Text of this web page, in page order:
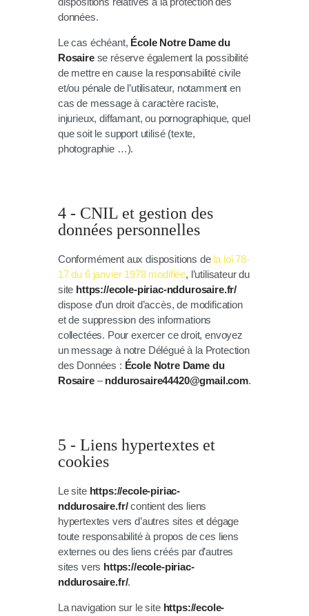
données.
Le cas échéant, École Notre Dame du
Rosairese réserve également la possibilité
de mettre en cause la responsabilité civile
et/ou pénale de l’utilisateur, notamment en
cas de message à caractère raciste,
injurieux, diffamant, ou pornographique, quel
que soit le support utilisé (texte,
photographie …).
4 - CNIL et gestion des
données personnelles
Conformément aux dispositions de la loi 78-
17 du 6 janvier 1978 modifiée, l’utilisateur du
site https://ecole-piriac-nddurosaire.fr/
dispose d’un droit d’accès, de modification
et de suppression des informations
collectées. Pour exercer ce droit, envoyez
un message à notre Délégué à la Protection
des Données : École Notre Dame du
Rosaire–nddurosaire44420@gmail.com.
5 - Liens hypertextes et
cookies
Le site https://ecole-piriac-
nddurosaire.fr/contient des liens
hypertextes vers d’autres sites et dégage
toute responsabilité à propos de ces liens
externes ou des liens créés par d’autres
sites vers https://ecole-piriac-
nddurosaire.fr/.
La navigation sur le site https://ecole-